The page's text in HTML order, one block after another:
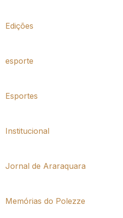
Edições
esporte
Esportes
Institucional
Jornal de Araraquara
Memórias do Polezze